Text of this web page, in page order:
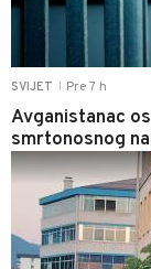
SVIJET Pre 7 h
Avganistanac
smrtonosnog